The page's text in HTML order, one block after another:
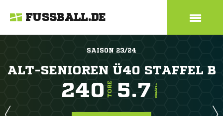
FUSSBALL.DE
SAISON 23/24
ALT-SENIOREN Ü40 STAFFEL B
240 TORE 5.7 TORE/SPIEL